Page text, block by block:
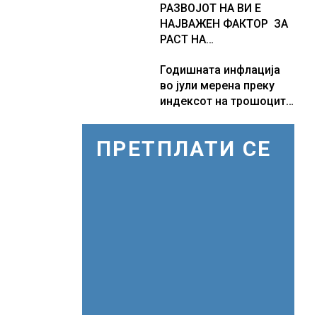
Логистичкиот центар во
Куманово
РАЗВОЈОТ НА ВИ Е
НАЈВАЖЕН ФАКТОР ЗА
РАСТ НА
ЕКОНОМИЈА
Годишната инфлација
во јули мерена преку
индексот на трошоците
ПРЕТПЛАТИ СЕ